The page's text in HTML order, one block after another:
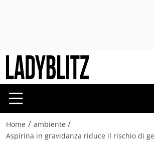
Home / ambiente /
Aspirina in gravidanza riduce il rischio di